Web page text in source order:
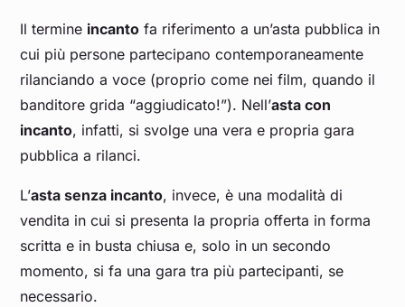
Il termine incanto fa riferimento a un’asta pubblica in
cui più persone partecipano contemporaneamente
rilanciando a voce (proprio come nei film, quando il
banditore grida “aggiudicato!”). Nell’asta con
incanto, infatti, si svolge una vera e propria gara
pubblica a rilanci.
L’asta senza incanto, invece, è una modalità di
vendita in cui si presenta la propria offerta in forma
scritta e in busta chiusa e, solo in un secondo
momento, si fa una gara tra più partecipanti, se
necessario.